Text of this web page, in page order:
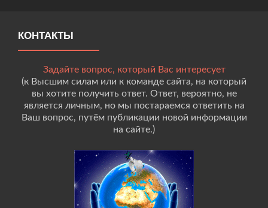
КОНТАКТЫ
Задайте вопрос, который Вас интересует
(к Высшим силам или к команде сайта, на который
вы хотите получить ответ. Ответ, вероятно, не
является личным, но мы постараемся ответить на
Ваш вопрос, путём публикации новой информации
на сайте.)